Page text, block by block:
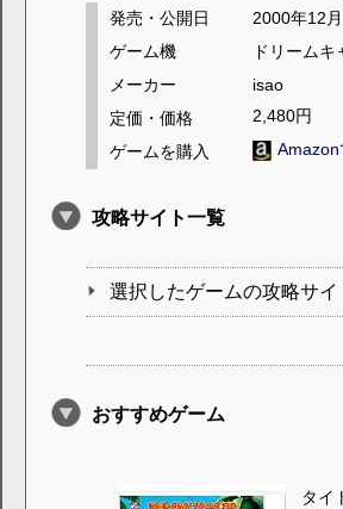
発売・公開日
2000年12
ゲーム機
ドリームキ
メーカー
isao
定価・価格
2,480円
ゲームを購入
Amazon
攻略サイト一覧
選択したゲームの攻略サ
おすすめゲーム
タイ